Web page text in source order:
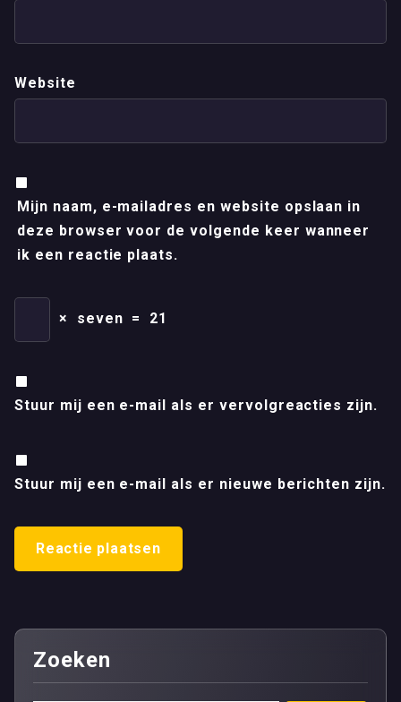
Website
Mijn naam, e-mailadres en website opslaan in
deze browser voor de volgende keer wanneer
ik een reactie plaats.
× seven = 21
Stuur mij een e-mail als er vervolgreacties zijn.
Stuur mij een e-mail als er nieuwe berichten zijn.
Zoeken